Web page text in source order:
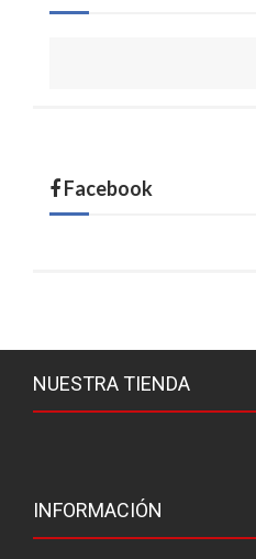
Facebook
NUESTRA TIENDA
INFORMACIÓN